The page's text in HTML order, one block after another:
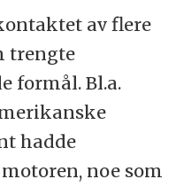
av flere
trengte
formål. Bl.a.
hadde
noe som